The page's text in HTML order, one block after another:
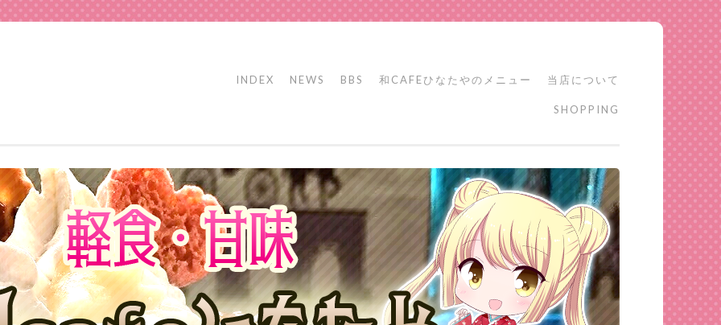
INDEX NEWS BBS 和CAFEひなたやのメニュー 当店について
SHOPPING